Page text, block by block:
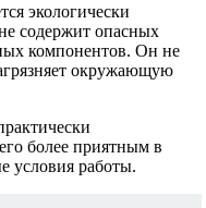
экологически
содержит опасных
компонентов. Он не
окружающую
более приятным в
условия работы.